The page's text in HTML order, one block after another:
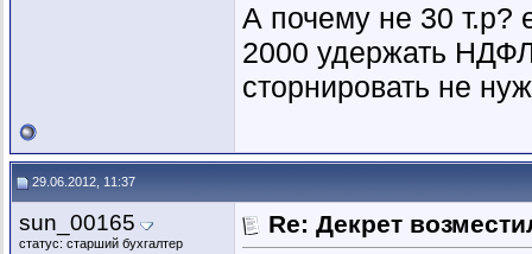
А почему не 30 т.р?
2000 удержать
сторнировать не
29.06.2012, 11:37
sun_00165
статус: старший бухгалтер
Re: Декрет